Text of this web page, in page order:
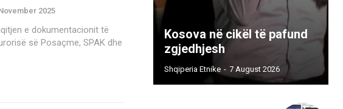
2025
e dokumentacionit të
së Posaçme, SPAK dhe
Kosova në cikël të pafund
zgjedhjesh
Shqiperia Etnike - 7 August 2026